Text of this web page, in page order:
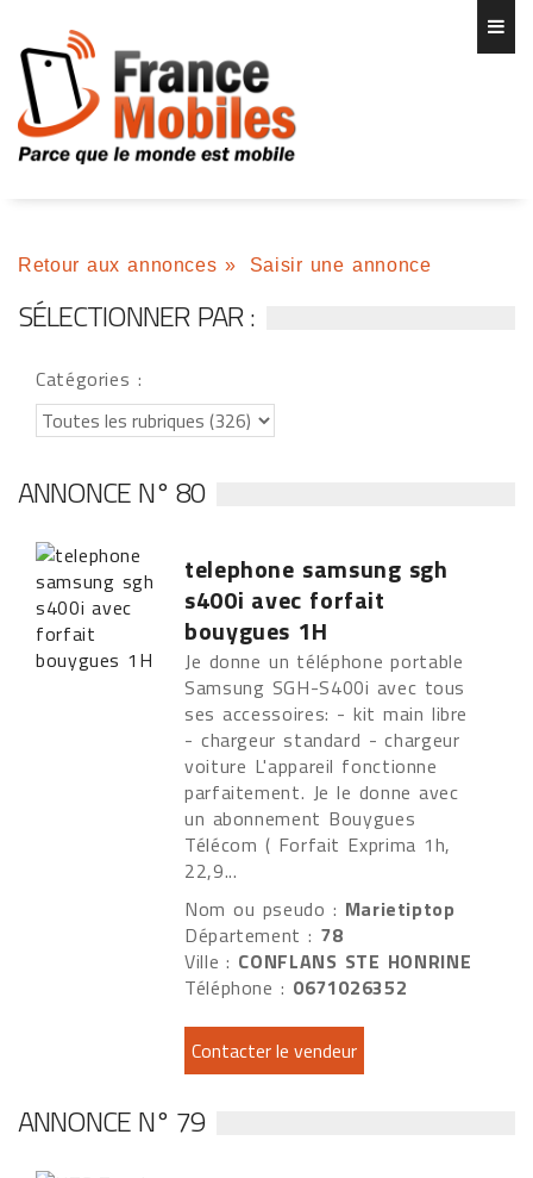
Retour aux annonces » Saisir une annonce
SÉLECTIONNER PAR :
Catégories :
ANNONCE N° 80
telephone samsung sgh
s400i avec forfait
bouygues 1H
Je donne un téléphone portable
Samsung SGH-S400i avec tous
ses accessoires: - kit main libre
- chargeur standard - chargeur
voiture L'appareil fonctionne
parfaitement. Je le donne avec
un abonnement Bouygues
Télécom ( Forfait Exprima 1h,
22,9...
Nom ou pseudo : Marietiptop
Département : 78
Ville : CONFLANS STE HONRINE
Téléphone : 0671026352
ANNONCE N° 79